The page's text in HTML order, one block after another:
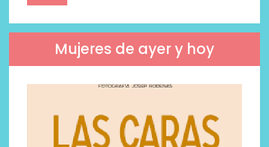
Mujeres de ayer y hoy